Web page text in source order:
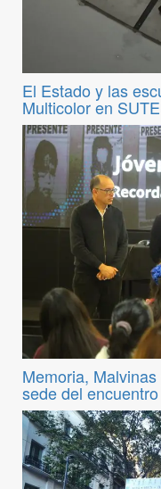
El Estado y las
Multicolor en
Memoria,
sede del